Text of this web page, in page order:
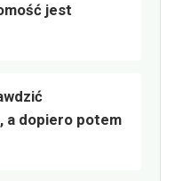
jest
a dopiero potem